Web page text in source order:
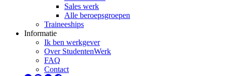
Sales werk
Alle beroepsgroepen
Traineeships
Informatie
Ik ben werkgever
Over StudentenWerk
FAQ
Contact